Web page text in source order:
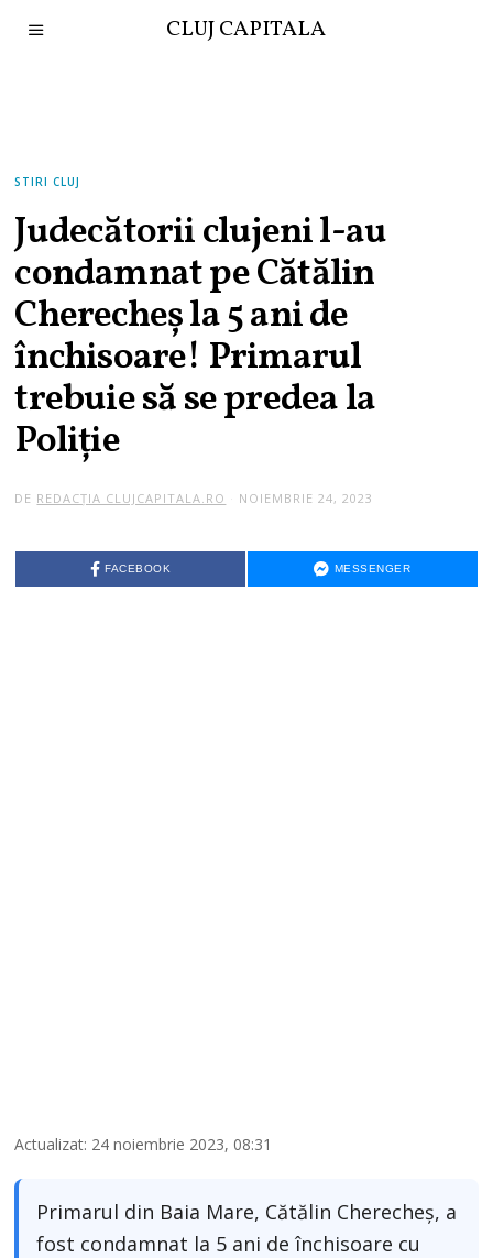
CLUJ CAPITALA
STIRI CLUJ
Judecătorii clujeni l-au
condamnat pe Cătălin
Cherecheș la 5 ani de
închisoare! Primarul
trebuie să se predea la
Poliție
DE REDACȚIA CLUJCAPITALA.RO NOIEMBRIE 24, 2023
FACEBOOK MESSENGER
Actualizat: 24 noiembrie 2023, 08:31
Primarul din Baia Mare, Cătălin Cherecheș, a
fost condamnat la 5 ani de închisoare cu